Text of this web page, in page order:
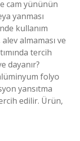
cam yününün
yanması
kullanım
almaması ve
tercih
dayanır?
folyo
yansıtma
edilir. Ürün,